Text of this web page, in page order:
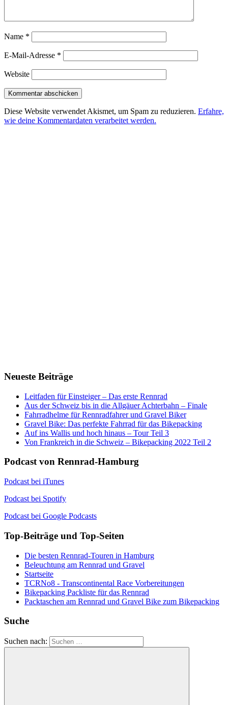
Name *
E-Mail-Adresse *
Website
Diese Website verwendet Akismet, um Spam zu reduzieren. Erfahre,
wie deine Kommentardaten verarbeitet werden.
Neueste Beiträge
Leitfaden für Einsteiger – Das erste Rennrad
Aus der Schweiz bis in die Allgäuer Achterbahn – Finale
Fahrradhelme für Rennradfahrer und Gravel Biker
Gravel Bike: Das perfekte Fahrrad für das Bikepacking
Auf ins Wallis und hoch hinaus – Tour Teil 3
Von Frankreich in die Schweiz – Bikepacking 2022 Teil 2
Podcast von Rennrad-Hamburg
Podcast bei iTunes
Podcast bei Spotify
Podcast bei Google Podcasts
Top-Beiträge und Top-Seiten
Die besten Rennrad-Touren in Hamburg
Beleuchtung am Rennrad und Gravel
Startseite
TCRNo8 - Transcontinental Race Vorbereitungen
Bikepacking Packliste für das Rennrad
Packtaschen am Rennrad und Gravel Bike zum Bikepacking
Suche
Suchen nach: